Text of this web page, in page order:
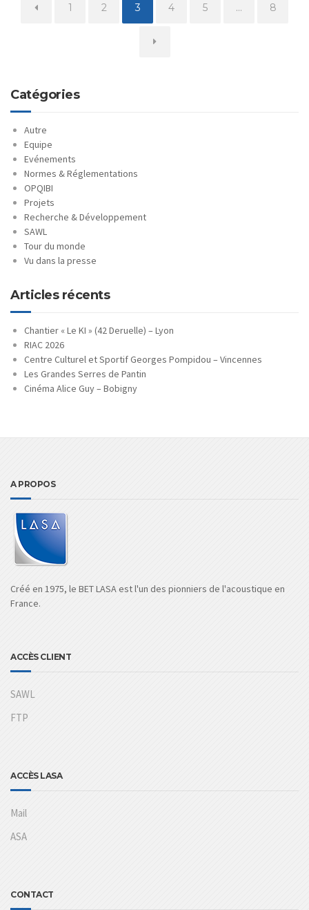
Page
1 Page
2 Page
3 Page
4 Page
5 … Page
8
Catégories
Autre
Equipe
Evénements
Normes & Réglementations
OPQIBI
Projets
Recherche & Développement
SAWL
Tour du monde
Vu dans la presse
Articles récents
Chantier « Le KI » (42 Deruelle) – Lyon
RIAC 2026
Centre Culturel et Sportif Georges Pompidou – Vincennes
Les Grandes Serres de Pantin
Cinéma Alice Guy – Bobigny
A PROPOS
Créé en 1975, le BET LASA est l'un des pionniers de l'acoustique en
France.
ACCÈS CLIENT
SAWL
FTP
ACCÈS LASA
Mail
ASA
CONTACT